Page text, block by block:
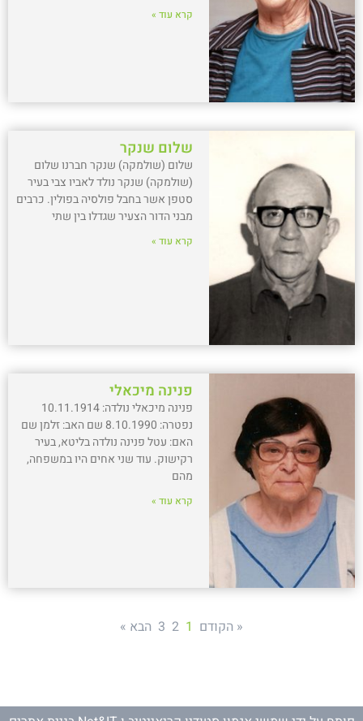
קרא עוד »
שלום שנקר
שלום (שולמקה) שנקר חברנו שלום
(שולמקה) שנקר נולד לאביו צבי בעיר
סטפן אשר בחבל פולסיה בפולין. כרבים
מבני הדור הצעיר שגדלו בין שתי
קרא עוד »
פנינה מיכאלי
פנינה מיכאלי נולדה: 10.11.1914
נפטרה: 8.10.1990 שם האב: זלמן שם
האם: עטל פנינה נולדה בליטא, בעיר
רקישוק. עוד שני אחים היו במשפחה,
מהם
קרא עוד »
« הקודם 1
2
3 הבא »